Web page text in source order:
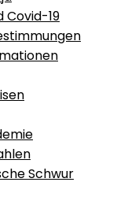
Covid-19
Schwur